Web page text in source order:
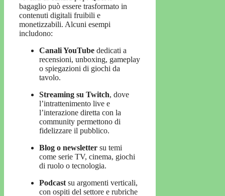
bagaglio può essere trasformato in
contenuti digitali fruibili e
monetizzabili. Alcuni esempi
includono:
Canali YouTube dedicati a
recensioni, unboxing, gameplay
o spiegazioni di giochi da
tavolo.
Streaming su Twitch, dove
l’intrattenimento live e
l’interazione diretta con la
community permettono di
fidelizzare il pubblico.
Blog o newsletter su temi
come serie TV, cinema, giochi
di ruolo o tecnologia.
Podcast su argomenti verticali,
con ospiti del settore e rubriche